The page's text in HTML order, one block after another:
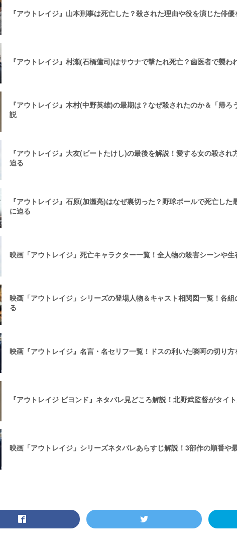
『アウトレイジ』山本刑事は死亡した？殺された理由や役を演じた俳
『アウトレイジ』村瀬(石橋蓮司)はサウナで撃たれ死亡？歯医者で襲
『アウトレイジ』木村(中野英雄)の最期は？なぜ殺されたのか＆「帰
説
『アウトレイジ』大友(ビートたけし)の最後を解説！愛する女の殺さ
迫る
『アウトレイジ』石原(加瀬亮)はなぜ裏切った？野球ボールで死亡し
に迫る
映画「アウトレイジ」死亡キャラクター一覧！全人物の殺害シーンや
映画「アウトレイジ」シリーズの登場人物＆キャスト相関図一覧！各
る
映画『アウトレイジ』名言・名セリフ一覧！ドスの利いた啖呵の切り
『アウトレイジ ビヨンド』ネタバレ見どころ解説！北野武監督がタイ
映画「アウトレイジ」シリーズネタバレあらすじ解説！3部作の順番や